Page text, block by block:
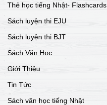
Thẻ học tiếng Nhật- Flashcards
Sách luyện thi EJU
Sách luyện thi BJT
Sách Văn Học
Giới Thiệu
Tin Tức
Sách văn học tiếng Nhật